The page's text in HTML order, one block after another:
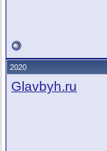
2020
Glavbyh.ru